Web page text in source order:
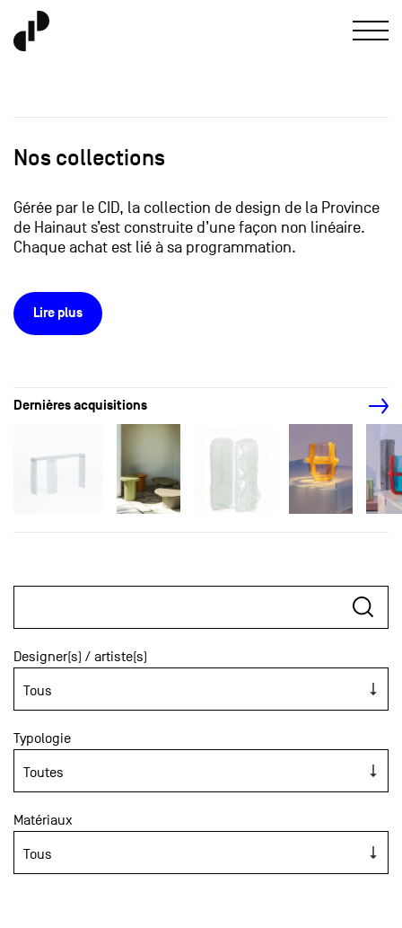
Nos collections
Gérée par le CID, la collection de design de la Province
de Hainaut s’est construite d’une façon non linéaire.
Chaque achat est lié à sa programmation.
Lire plus
Dernières acquisitions
Designer(s) / artiste(s)
Typologie
Matériaux